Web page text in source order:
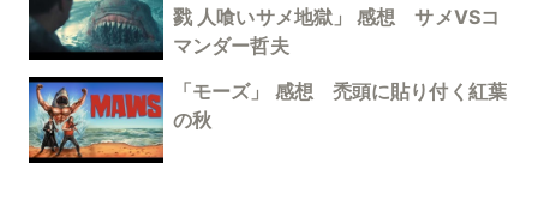
戮 人喰いサメ地獄」 感想 サメVSコ
マンダー哲夫
「モーズ」 感想 禿頭に貼り付く紅葉
の秋